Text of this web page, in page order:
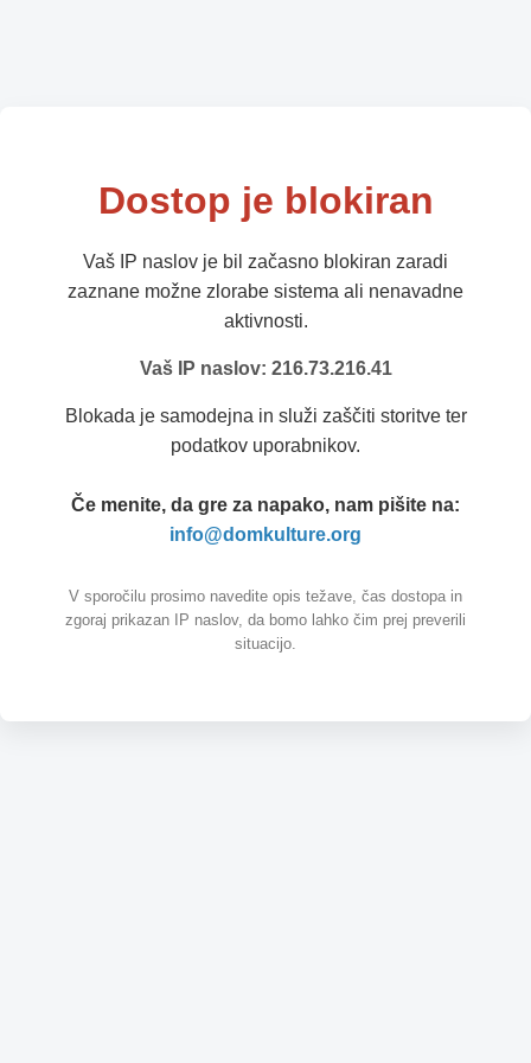
Dostop je blokiran
Vaš IP naslov je bil začasno blokiran zaradi
zaznane možne zlorabe sistema ali nenavadne
aktivnosti.
Vaš IP naslov: 216.73.216.41
Blokada je samodejna in služi zaščiti storitve ter
podatkov uporabnikov.
Če menite, da gre za napako, nam pišite na:
info@domkulture.org
V sporočilu prosimo navedite opis težave, čas dostopa in
zgoraj prikazan IP naslov, da bomo lahko čim prej preverili
situacijo.